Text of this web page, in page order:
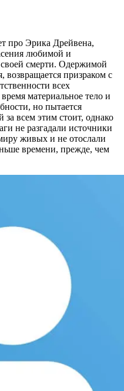
про Эрика Дрейвена,
любимой и
смерти. Одержимой
возвращается призраком с
всех
материальное тело и
но пытается
за всем этим стоит, однако
не разгадали источники
живых и не отослали
времени, прежде, чем